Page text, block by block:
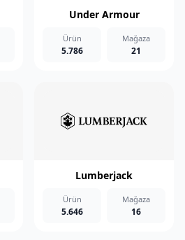
Under Armour
Ürün
5.786
Mağaza
21
Lumberjack
Ürün
5.646
Mağaza
16